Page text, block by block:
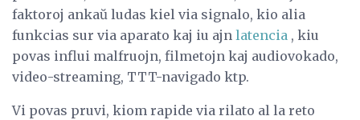
faktoroj ankaŭ ludas kiel via signalo, kio alia
funkcias sur via aparato kaj iu ajn latencia , kiu
povas influi malfruojn, filmetojn kaj audiovokado,
video-streaming, TTT-navigado ktp.
Vi povas pruvi, kiom rapide via rilato al la reto